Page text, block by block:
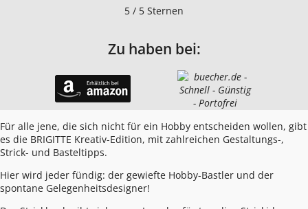
5 / 5 Sternen
Zu haben bei:
Für alle jene, die sich nicht für ein Hobby entscheiden wollen, gibt
es die BRIGITTE Kreativ-Edition, mit zahlreichen Gestaltungs-,
Strick- und Basteltipps.
Hier wird jeder fündig: der gewiefte Hobby-Bastler und der
spontane Gelegenheitsdesigner!